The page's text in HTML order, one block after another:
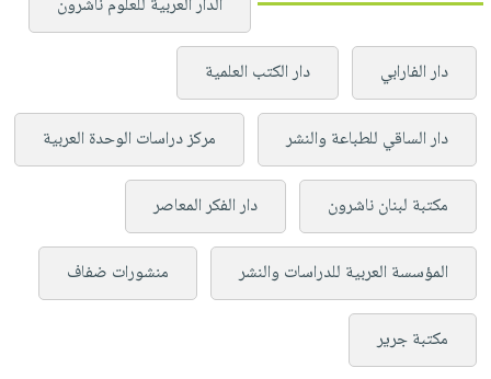
دار الفارابي دار الكتب العلمية
دار الساقي للطباعة والنشر مركز دراسات الوحدة العربية
مكتبة لبنان ناشرون دار الفكر المعاصر
المؤسسة العربية للدراسات والنشر منشورات ضفاف
مكتبة جرير